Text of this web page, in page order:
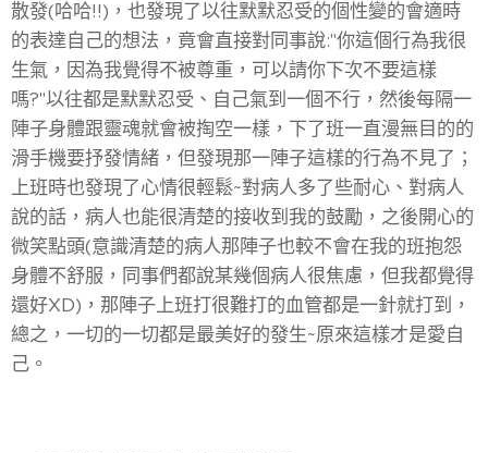
散發(哈哈!!)，也發現了以往默默忍受的個性變的會適時
的表達自己的想法，竟會直接對同事說:"你這個行為我很
生氣，因為我覺得不被尊重，可以請你下次不要這樣
嗎?"以往都是默默忍受、自己氣到一個不行，然後每隔一
陣子身體跟靈魂就會被掏空一樣，下了班一直漫無目的的
滑手機要抒發情緒，但發現那一陣子這樣的行為不見了；
上班時也發現了心情很輕鬆~對病人多了些耐心、對病人
說的話，病人也能很清楚的接收到我的鼓勵，之後開心的
微笑點頭(意識清楚的病人那陣子也較不會在我的班抱怨
身體不舒服，同事們都說某幾個病人很焦慮，但我都覺得
還好XD)，那陣子上班打很難打的血管都是一針就打到，
總之，一切的一切都是最美好的發生~原來這樣才是愛自
己。